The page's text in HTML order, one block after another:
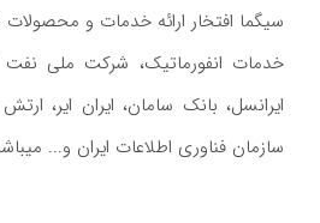
سیگما افتخار ارائه خدمات و محصولات
خدمات انفورماتيک، شرکت ملی نفت
ایرانسل، بانک سامان، ایران ایر،
سازمان فناوری اطلاعات ايران و...